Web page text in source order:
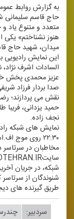
به گزارش روابط
حاج قاسم سلیمانی
متعدد و متنوع یاد و
هنوز نشناختم» یكی
میدان، شهید حاج
این نمایش رادیویی
السادات اشرف
عزیز محمدی پخش
صدا بردار فرزاد
نقش می پردازند؛
حمید یزدانی،
نجف زاده.
نمایش های شبكه
۲۲:۳۰ روی موج اف.ام ردیف ۹۴ مگاهرتز بشنوید.
مخاطبان در سرتاسر
شبكه، در جریان
شنوندگان از
طریق گیرنده های
سردبیر: